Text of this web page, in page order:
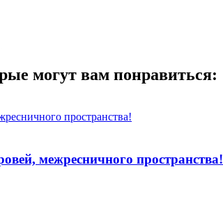
могут вам понравиться:
межресничного пространства!